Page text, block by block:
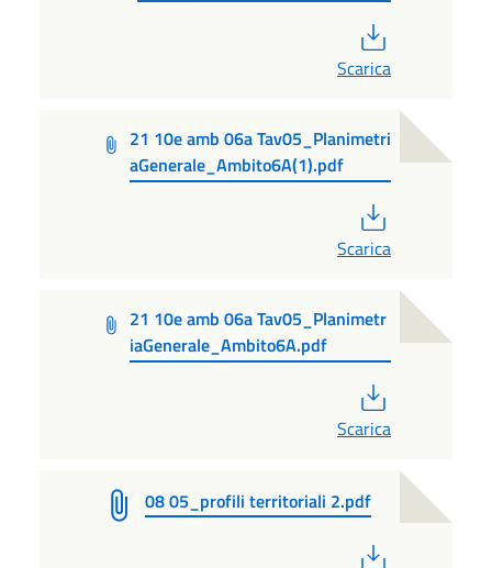
Scarica
21 10e amb 06a Tav05_Planimetri
aGenerale_Ambito6A(1).pdf
Scarica
21 10e amb 06a Tav05_Planimetr
iaGenerale_Ambito6A.pdf
Scarica
08 05_profili territoriali 2.pdf